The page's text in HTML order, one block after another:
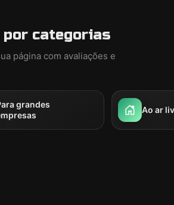
por categorias
página com avaliações e
grandes
Ao ar